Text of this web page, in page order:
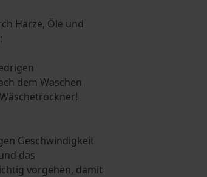
Harze, Öle und
dem Waschen
Geschwindigkeit
das
vorgehen, damit